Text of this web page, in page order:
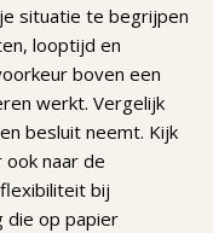
situatie te begrijpen
looptijd en
boven een
werkt. Vergelijk
besluit neemt. Kijk
naar de
bij
die op papier